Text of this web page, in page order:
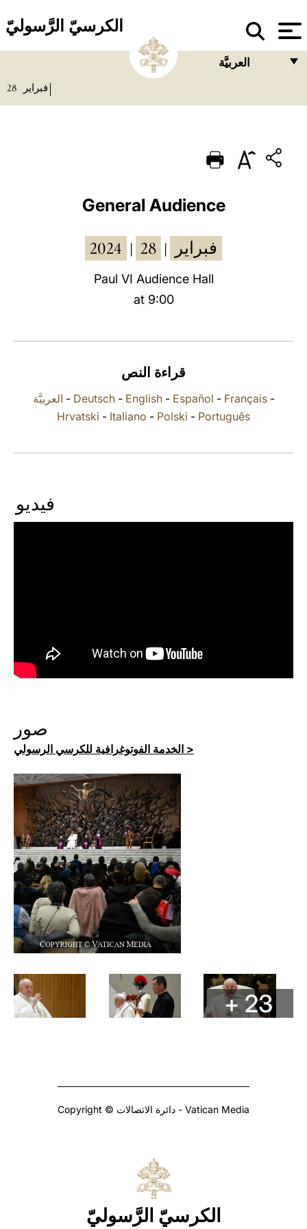
الكرسيّ الرَّسوليّ
العربيَّة
PORTUGUÊS
فبراير 28
General Audience
2024 فبراير 28
Paul VI Audience Hall
at 9:00
قراءة النص
العربيَّة - Deutsch- English- Español - Français-
Hrvatski - Italiano - Polski - Português
فيديو
صور
الخدمة الفوتوغرافية للكرسي الرسولي >
+ 23
Copyright © دائرة الاتصالات - Vatican Media
الكرسيّ الرَّسوليّ